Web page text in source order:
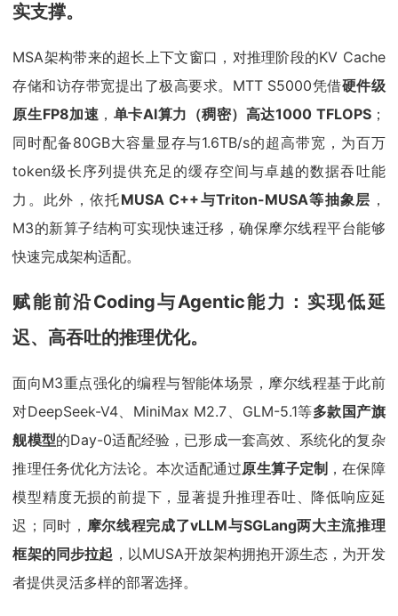
实支撑。
MSA架构带来的超长上下文窗口，对推理阶段的KV Cache
存储和访存带宽提出了极高要求。MTT S5000凭借硬件级
原生FP8加速 ， 单卡AI算力（稠密）高达1000 TFLOPS；
同时配备80GB大容量显存与1.6TB/s的超高带宽，为百万
token级长序列提供充足的缓存空间与卓越的数据吞吐能
力。此外，依托MUSA C++与Triton-MUSA等抽象层 ，
M3的新算子结构可实现快速迁移，确保摩尔线程平台能够
快速完成架构适配。
赋能前沿Coding与Agentic能力：实现低延
迟、高吞吐的推理优化。
面向M3重点强化的编程与智能体场景，摩尔线程基于此前
对DeepSeek-V4、MiniMax M2.7、GLM-5.1等多款国产旗
舰模型的Day-0适配经验，已形成一套高效、系统化的复杂
推理任务优化方法论。本次适配通过原生算子定制 ，在保障
模型精度无损的前提下，显著提升推理吞吐、降低响应延
迟；同时， 摩尔线程完成了vLLM与SGLang两大主流推理
框架的同步拉起 ，以MUSA开放架构拥抱开源生态，为开发
者提供灵活多样的部署选择。